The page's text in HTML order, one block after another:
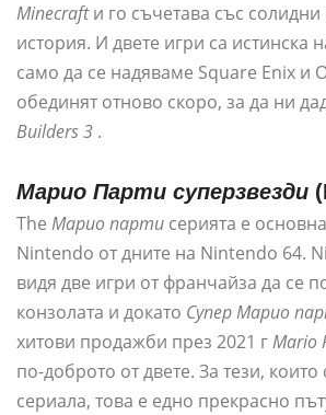
Minecraftи го съчетава със солидни
история. И двете игри са истинска
само да се надяваме Square Enix и
обединят отново скоро, за да ни
Builders 3 .
Марио Парти суперзвезди
The Марио парти серията е
Nintendo от дните на Nintendo 64.
видя две игри от франчайза да се
конзолата и докато Супер Марио
хитови продажби през 2021 гMario
по-доброто от двете. За тези,
сериала, това е едно прекрасно